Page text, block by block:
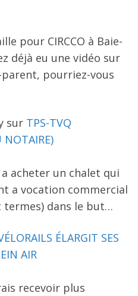
pour CIRCCO à Baie-
déjà eu une vidéo sur
pourriez-vous
sur TPS-TVQ
NOTAIRE)
a acheter un chalet qui
a vocation commercial
dans le but…
ÉLARGIT SES
AIR
recevoir plus